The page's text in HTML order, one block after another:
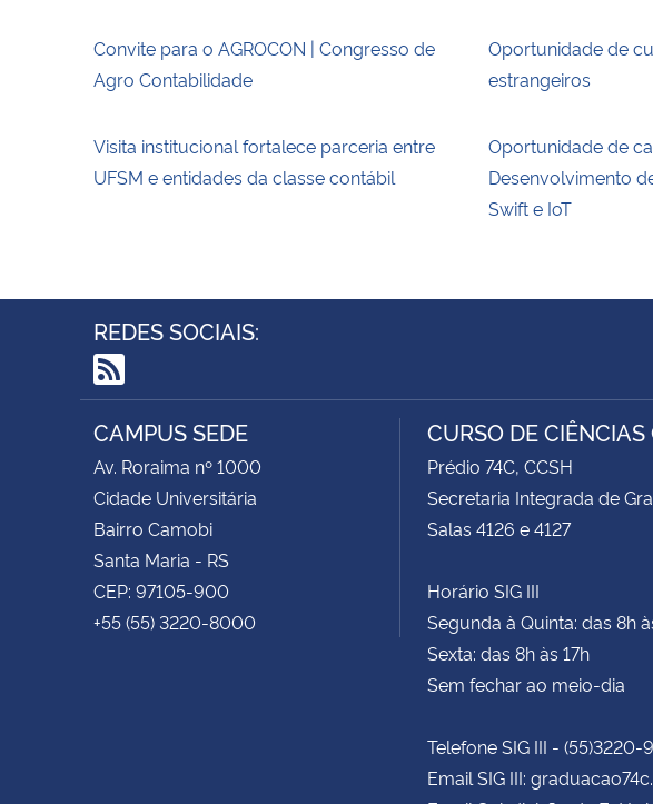
Convite para o AGROCON | Congresso de
Agro Contabilidade
Oportunidade de
estrangeiros
Visita institucional fortalece parceria entre
UFSM e entidades da classe contábil
Oportunidade de
Desenvolvimento
Swift e IoT
REDES SOCIAIS:
RSS
CAMPUS SEDE
Av. Roraima nº 1000
Cidade Universitária
Bairro Camobi
Santa Maria - RS
CEP: 97105-900
+55 (55) 3220-8000
CURSO DE
Prédio 74C, CCSH
Secretaria Integrada de
Salas 4126 e 4127
Horário SIG III
Segunda à Quinta: das 8h
Sexta: das 8h às 17h
Sem fechar ao meio-dia
Telefone SIG III - (55)3220-
Email SIG III: